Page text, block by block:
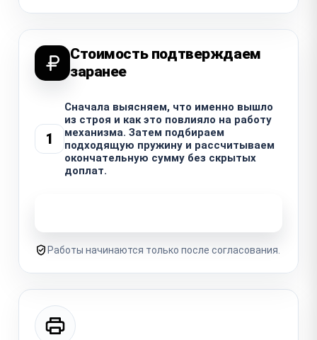
Стоимость подтверждаем
заранее
1
Сначала выясняем, что именно вышло
из строя и как это повлияло на работу
механизма. Затем подбираем
подходящую пружину и рассчитываем
окончательную сумму без скрытых
доплат.
Работы начинаются только после согласования.